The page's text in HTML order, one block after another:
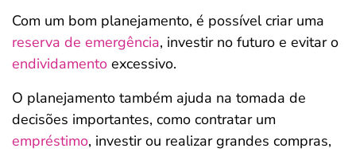
Com um bom planejamento, é possível criar uma
reserva de emergência, investir no futuro e evitar o
endividamento excessivo.
O planejamento também ajuda na tomada de
decisões importantes, como contratar um
empréstimo, investir ou realizar grandes compras,